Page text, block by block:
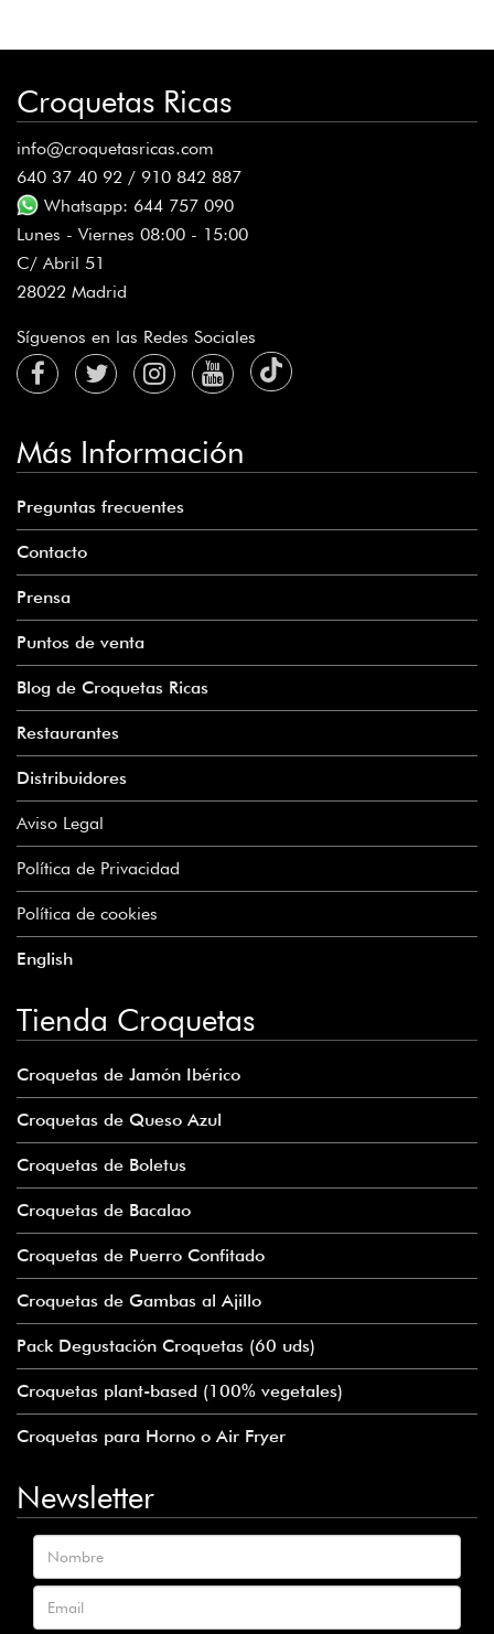
Croquetas Ricas
info@croquetasricas.com
640 37 40 92 / 910 842 887
Whatsapp: 644 757 090
Lunes - Viernes 08:00 - 15:00
C/ Abril 51
28022 Madrid
Síguenos en las Redes Sociales
Más Información
Preguntas frecuentes
Contacto
Prensa
Puntos de venta
Blog de Croquetas Ricas
Restaurantes
Distribuidores
Aviso Legal
Política de Privacidad
Política de cookies
English
Tienda Croquetas
Croquetas de Jamón Ibérico
Croquetas de Queso Azul
Croquetas de Boletus
Croquetas de Bacalao
Croquetas de Puerro Confitado
Croquetas de Gambas al Ajillo
Pack Degustación Croquetas (60 uds)
Croquetas plant-based (100% vegetales)
Croquetas para Horno o Air Fryer
Newsletter
Nombre
Email